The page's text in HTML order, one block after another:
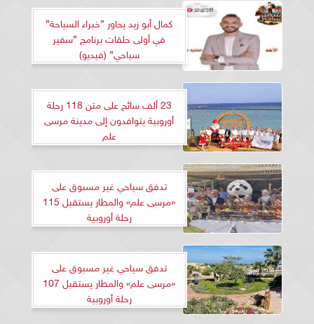
كمال أبو زيد يحاور ”خبراء السياحة”
في أولى حلقات برنامج ”سفير
سياحي” (فيديو)
23 ألف سائح على متن 118 رحلة
أوروبية يتوافدون إلى مدينة مرسى
علم
تدفق سياحي غير مسبوق على
«مرسى علم» والمطار يستقبل 115
رحلة أوروبية
تدفق سياحي غير مسبوق على
«مرسى علم» والمطار يستقبل 107
رحلة أوروبية